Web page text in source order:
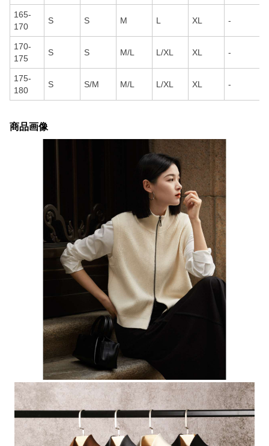
165-
170
S S M L XL -
170-
175
S S M/L L/XL XL -
175-
180
S S/M M/L L/XL XL -
商品画像